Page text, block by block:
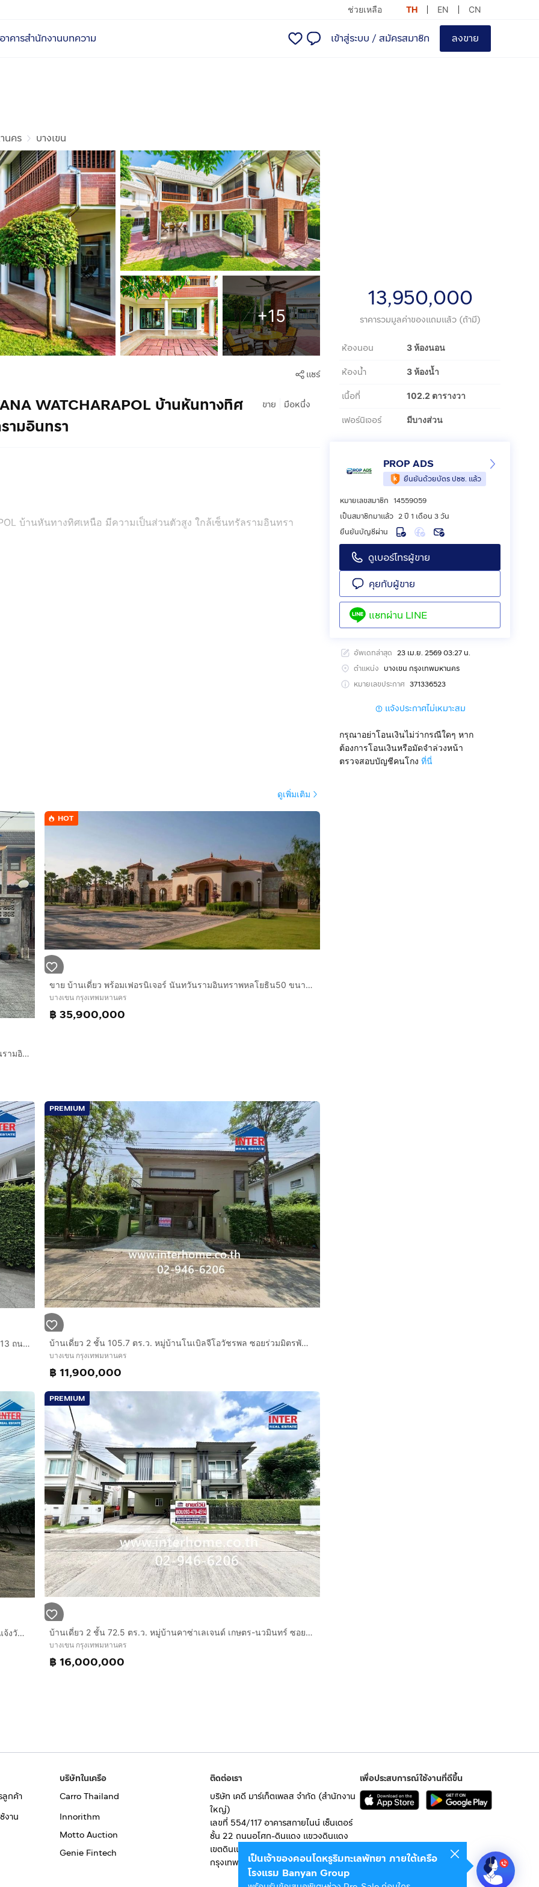
ช่วยเหลือ TH EN CN
อาคารสำนักงานบทความ เข้าสู่ระบบ / สมัครสมาชิก ลงขาย
นคร บางเขน
+15
แชร์
ขาย มือหนึ่ง
WATCHARAPOL บ้านหันทางทิศ
ามอินทรา
บ้านหันทางทิศเหนือ มีความเป็นส่วนตัวสูง ใกล้เซ็นทรัลรามอินทรา
มหานคร 10220
วตะวันตกที่ผ่านการรับรองมาตรฐาน ทำให้มั่นใจในคุณภาพการก่อสร้าง
ละความสบายในการอยู่อาศัย
มาะแก่การพักผ่อน
สหรัฐอเมริกา ช่วยลดความร้อนและประหยัดพลังงานได้อย่างมี
ะประหยัดพลังงาน
วกสบายในการใช้งาน
รีสอร์ท)
13,950,000
ราคารวมมูลค่าของแถมแล้ว (ถ้ามี)
ห้องนอน 3 ห้องนอน
ห้องน้ำ 3 ห้องน้ำ
เนื้อที่ 102.2 ตารางวา
เฟอร์นิเจอร์ มีบางส่วน
PROP ADS
ยืนยันด้วยบัตร ปชช. แล้ว
หมายเลขสมาชิก 14559059
เป็นสมาชิกมาแล้ว 2 ปี 1 เดือน 3 วัน
ยืนยันบัญชีผ่าน
ดูเบอร์โทรผู้ขาย
คุยกับผู้ขาย
แชทผ่าน LINE
อัพเดทล่าสุด 23 เม.ย. 2569 03:27 น.
ตำแหน่ง บางเขน กรุงเทพมหานคร
หมายเลขประกาศ 371336523
แจ้งประกาศไม่เหมาะสม
กรุณาอย่าโอนเงินไม่ว่ากรณีใดๆ หาก
ต้องการโอนเงินหรือมัดจำล่วงหน้า
ตรวจสอบบัญชีคนโกง ที่นี่
ดูเพิ่มเติม
บ้านเดี่ยว 1 ชั้น 43 ตร.ว. บ้านเดี่ยว ซอยรามอินทรา8 แยก22 ถนนรามอินทรา ถนนรามอินทรา-ลาดปลาเค้า เขตบางเขน กรุงเทพมหานคร
HOT
ขาย บ้านเดี่ยว พร้อมเฟอรนิเจอร์ นันทวันรามอินทราพหลโยธิน50 ขนาด 127 ตรว
บางเขน กรุงเทพมหานคร
฿ 35,900,000
บ้านเดี่ยว 2 ชั้น 54 ตร.ว. หมู่บ้านอยู่เย็น1 ซอยรามอินทรา34 แยก13 ถนนรามอินทรา ถนนประดิษฐ์มนูธรรม เขตบางเขน กรุงเทพมหานคร
PREMIUM
บ้านเดี่ยว 2 ชั้น 105.7 ตร.ว. หมู่บ้านโนเบิลจีโอวัชรพล ซอยร่วมมิตรพัฒนา แยก5 ถนนรามอินทรา ถนนสุขาภิบาล5 เขตบางเขน กรุงเทพมหานคร
บางเขน กรุงเทพมหานคร
฿ 11,900,000
ที่ดิน + บ้านเดี่ยว 2 ชั้น 199 ตร.ว. หมู่บ้านเมืองทองนิเวศน์ 1 ซอยแจ้งวัฒนะ14 ถนนแจ้งวัฒนะ ถนนแจ้งวัฒนะ14 เขตบางเขน กรุงเทพมหานคร
PREMIUM
บ้านเดี่ยว 2 ชั้น 72.5 ตร.ว. หมู่บ้านคาซ่าเลเจนด์ เกษตร-นวมินทร์ ซอยรามอินทรา14 แยก11-1 (ซอยมัยลาภ) ถนนรามอินทรา ถนนเกษตร-นวมินทร์ เขตบางเขน
บางเขน กรุงเทพมหานคร
฿ 16,000,000
ลูกค้า
งาน
บริษัทในเครือ
Carro Thailand
Innorithm
Motto Auction
Genie Fintech
ติดต่อเรา
บริษัท เคดี มาร์เก็ตเพลส จำกัด (สำนักงาน
ใหญ่)
เลขที่ 554/117 อาคารสกายไนน์ เซ็นเตอร์
ชั้น 22 ถนนอโศก-ดินแดง แขวงดินแดง
เขตดินแดง
กรุงเทพมหานคร 10400
เพื่อประสบการณ์ใช้งานที่ดีขึ้น
เป็นเจ้าของคอนโดหรูริมทะเลพัทยา ภายใต้เครือ
โรงแรม Banyan Group